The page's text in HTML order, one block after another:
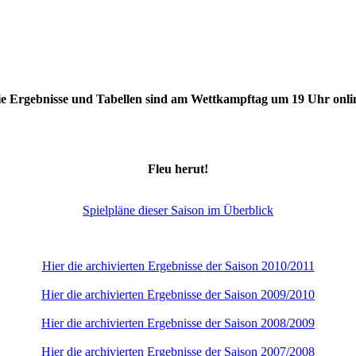
Ergebnisse und Tabellen sind am Wettkampftag um 19 Uhr
Fleu herut!
Spielpläne dieser Saison im Überblick
Hier die archivierten Ergebnisse der Saison 2010/2011
Hier die archivierten Ergebnisse der Saison 2009/2010
Hier die archivierten Ergebnisse der Saison 2008/2009
Hier die archivierten Ergebnisse der Saison 2007/2008